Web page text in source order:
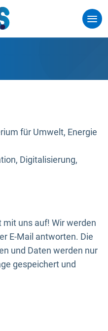
für Umwelt, Energie
Digitalisierung,
uns auf! Wir werden
E-Mail antworten. Die
und Daten werden nur
gespeichert und